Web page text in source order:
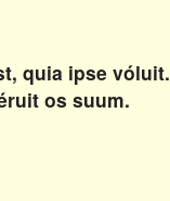
quia ipse vóluit.
os suum.